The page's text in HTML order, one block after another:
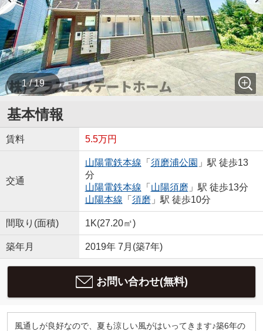
1 / 19
基本情報
賃料 5.5万円
交通
山陽電鉄本線 「 須磨浦公園 」駅 徒歩13
分
山陽電鉄本線 「 山陽須磨 」駅 徒歩13分
山陽本線 「 須磨 」駅 徒歩10分
間取り(面積) 1K(27.20㎡)
築年月 2019年 7月(築7年)
お問い合わせ(無料)
風通しが良好なので、夏も涼しい風がはいってきます♪築6年の